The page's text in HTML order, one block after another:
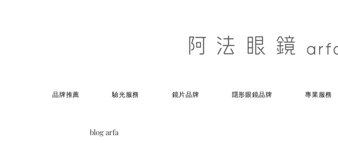
品牌推薦 驗光服務 鏡片品牌 隱形眼鏡品牌 專業服務
blog arfa